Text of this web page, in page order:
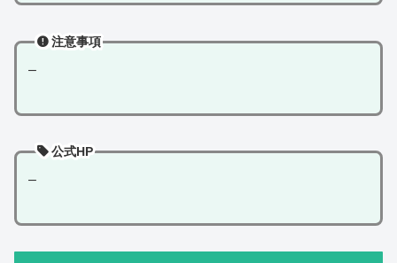
注意事項
–
公式HP
–